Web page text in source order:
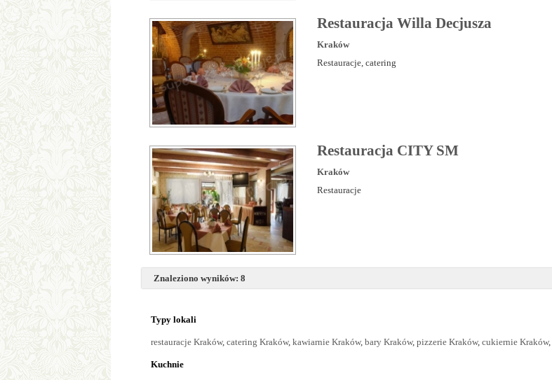
Restauracja Willa Decjusza
Kraków
Restauracje, catering
Restauracja CITY SM
Kraków
Restauracje
Znaleziono wyników: 8
Typy lokali
restauracje Kraków, catering Kraków, kawiarnie Kraków, bary Kraków, pizzerie Kraków, cukiernie Kraków,
Kuchnie